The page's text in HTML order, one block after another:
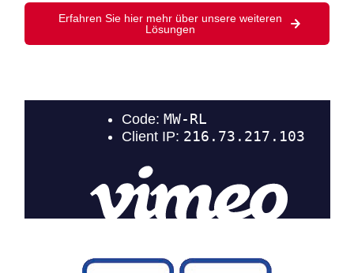
Erfahren Sie hier mehr über unsere weiteren
Lösungen